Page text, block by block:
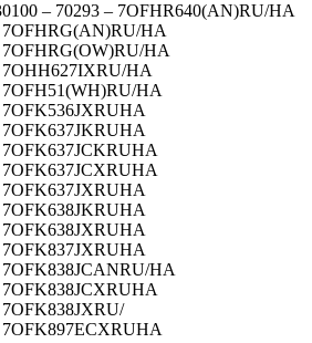
– 70293 – 7OFHR640(AN)RU/HA
7OFHRG(AN)RU/HA
7OFHRG(OW)RU/HA
7OHH627IXRU/HA
7OFH51(WH)RU/HA
7OFK536JXRUHA
7OFK637JKRUHA
7OFK637JCKRUHA
7OFK637JCXRUHA
7OFK637JXRUHA
7OFK638JKRUHA
7OFK638JXRUHA
7OFK837JXRUHA
7OFK838JCANRU/HA
7OFK838JCXRUHA
7OFK838JXRU/
7OFK897ECXRUHA